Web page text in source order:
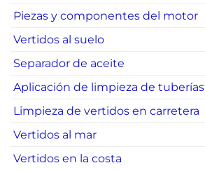
Piezas y componentes del motor
Vertidos al suelo
Separador de aceite
Aplicación de limpieza de tuberías
Limpieza de vertidos en carretera
Vertidos al mar
Vertidos en la costa